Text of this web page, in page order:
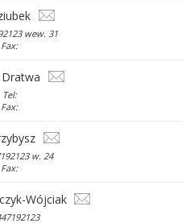
wew. 31
Fax:
Tel:
Fax:
w. 24
Fax:
Wójciak